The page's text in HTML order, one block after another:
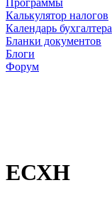
Программы
Калькулятор налогов
Календарь бухгалтера
Бланки документов
Блоги
Форум
ЕСХН